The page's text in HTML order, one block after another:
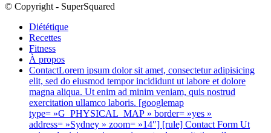
© Copyright - SuperSquared
Diététique
Recettes
Fitness
À propos
ContactLorem ipsum dolor sit amet, consectetur adipisicing
elit, sed do eiusmod tempor incididunt ut labore et dolore
magna aliqua. Ut enim ad minim veniam, quis nostrud
exercitation ullamco laboris. [googlemap
type= »G_PHYSICAL_MAP » border= »yes »
address= »Sydney » zoom= »14″] [rule] Contact Form Ut